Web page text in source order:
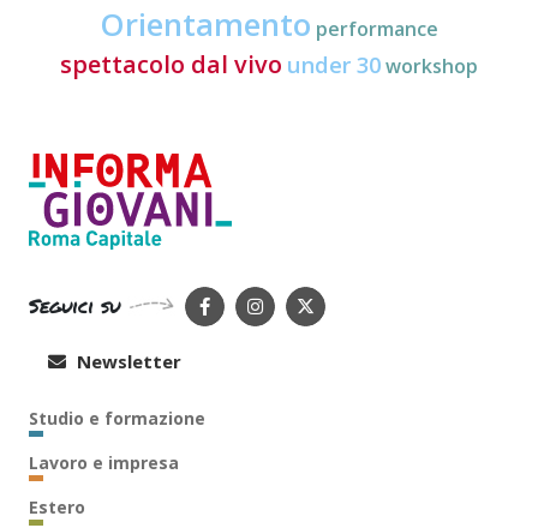
Orientamento performance
spettacolo dal vivo under 30workshop
Seguici su
Newsletter
Studio e formazione
Lavoro e impresa
Estero